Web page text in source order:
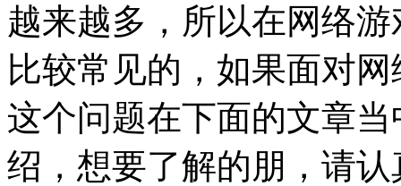
越来越多，所以在网络
比较常见的，如果面对
这个问题在下面的文章
绍，想要了解的朋，请